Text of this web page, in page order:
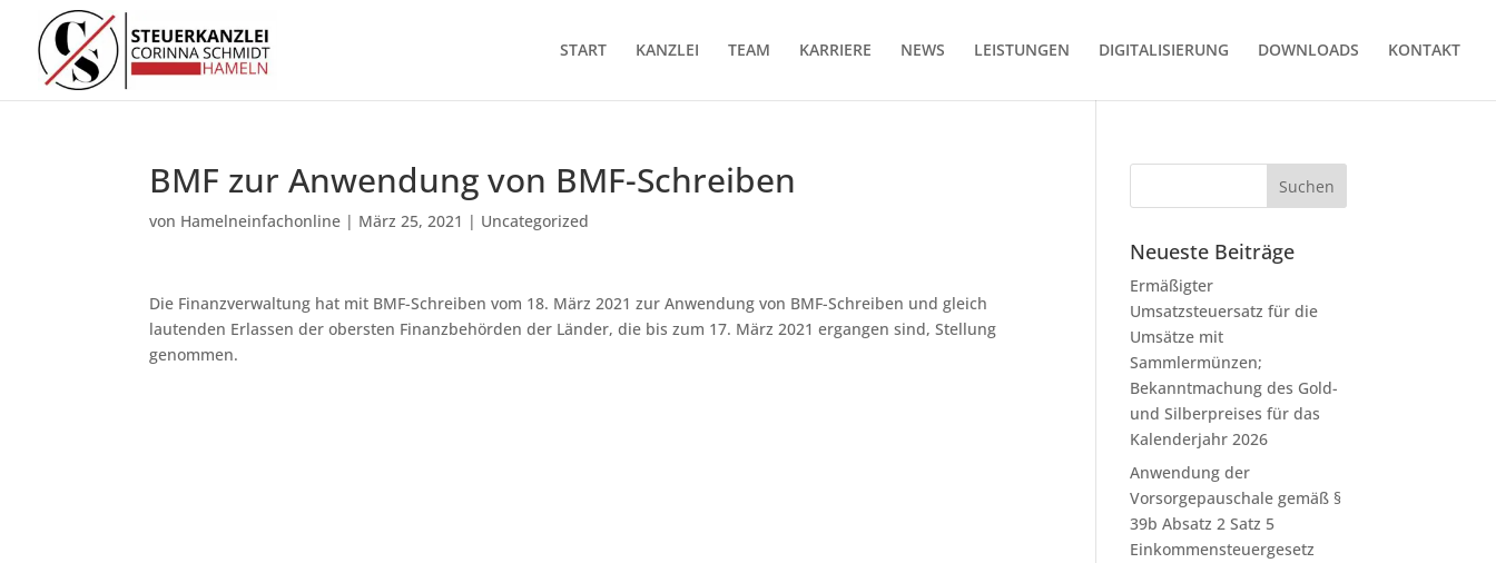
START KANZLEI TEAM KARRIERE NEWS LEISTUNGEN DIGITALISIERUNG DOWNLOADS KONTAKT
BMF zur Anwendung von BMF-Schreiben
von Hamelneinfachonline | März 25, 2021 | Uncategorized
Die Finanzverwaltung hat mit BMF-Schreiben vom 18. März 2021 zur Anwendung von BMF-Schreiben und gleich
lautenden Erlassen der obersten Finanzbehörden der Länder, die bis zum 17. März 2021 ergangen sind, Stellung
genommen.
Neueste Beiträge
Ermäßigter
Umsatzsteuersatz für die
Umsätze mit
Sammlermünzen;
Bekanntmachung des Gold-
und Silberpreises für das
Kalenderjahr 2026
Anwendung der
Vorsorgepauschale gemäß §
39b Absatz 2 Satz 5
Einkommensteuergesetz